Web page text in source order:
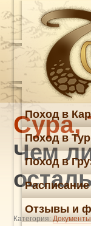
Сура,
Чем
Категория: Документы
Поход в
Поход в
Поход в
Расписание
Отзывы и